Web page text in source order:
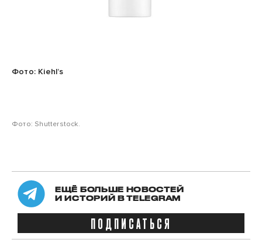
Фото: Kiehl’s
Фото: Shutterstock.
ЕЩЁ БОЛЬШЕ НОВОСТЕЙ
И ИСТОРИЙ В TELEGRAM
ПОДПИСАТЬСЯ